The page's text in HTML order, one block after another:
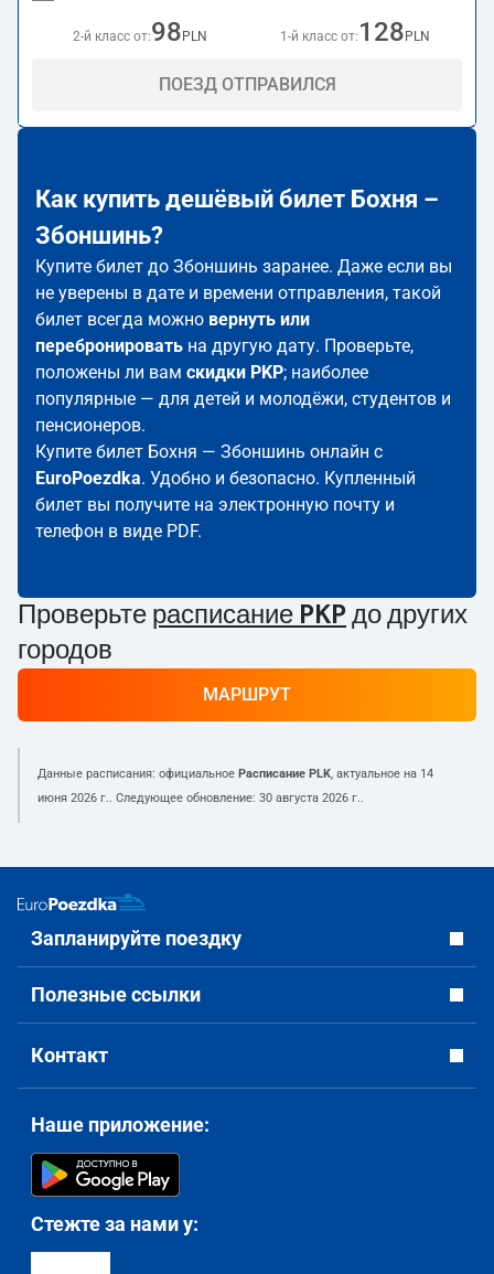
2-й класс от:98 PLN 1-й класс от: 128 PLN
ПОЕЗД ОТПРАВИЛСЯ
Как купить дешёвый билет Бохня –
Збоншинь?
Купите билет до Збоншинь заранее. Даже если вы
не уверены в дате и времени отправления, такой
билет всегда можно вернуть или
перебронировать на другую дату. Проверьте,
положены ли вам скидки PKP; наиболее
популярные — для детей и молодёжи, студентов и
пенсионеров.
Купите билет Бохня — Збоншинь онлайн с
EuroPoezdka. Удобно и безопасно. Купленный
билет вы получите на электронную почту и
телефон в виде PDF.
Проверьте расписание PKP до других
городов
МАРШРУТ
Данные расписания: официальное Расписание PLK, актуальное на 14
июня 2026 г.. Следующее обновление: 30 августа 2026 г..
Запланируйте поездку
Полезные ссылки
Контакт
Наше приложение:
Стежте за нами у: